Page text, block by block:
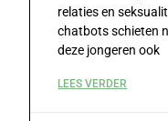
relaties en
chatbots schieten
deze jongeren ook
LEES VERDER